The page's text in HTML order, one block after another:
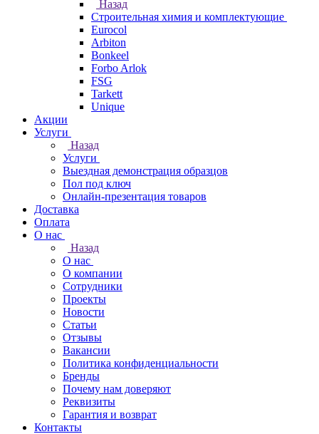
Назад
Строительная химия и комплектующие
Eurocol
Arbiton
Bonkeel
Forbo Arlok
FSG
Tarkett
Unique
Акции
Услуги
Назад
Услуги
Выездная демонстрация образцов
Пол под ключ
Онлайн-презентация товаров
Доставка
Оплата
О нас
Назад
О нас
О компании
Сотрудники
Проекты
Новости
Статьи
Отзывы
Вакансии
Политика конфиденциальности
Бренды
Почему нам доверяют
Реквизиты
Гарантия и возврат
Контакты